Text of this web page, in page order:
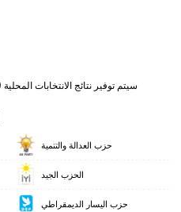
* سيتم توفير نتائج الانتخابات المحلية 2019 31 مارس من قبل وكالة الأناضول
حزب العدالة والتنمية
الحزب الجيد
حزب اليسار الديمقراطي